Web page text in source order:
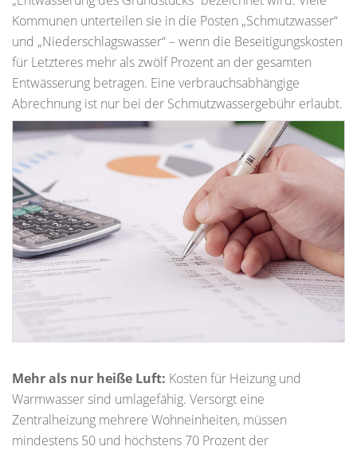
Kommunen unterteilen sie in die Posten „Schmutzwasser“
und „Niederschlagswasser“ – wenn die Beseitigungskosten
für Letzteres mehr als zwölf Prozent an der gesamten
Entwässerung betragen. Eine verbrauchsabhängige
Abrechnung ist nur bei der Schmutzwassergebühr erlaubt.
Mehr als nur heiße Luft: Kosten für Heizung und
Warmwasser sind umlagefähig. Versorgt eine
Zentralheizung mehrere Wohneinheiten, müssen
mindestens 50 und höchstens 70 Prozent der